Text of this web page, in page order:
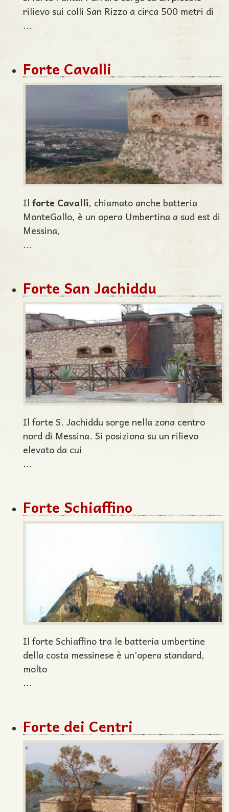
rilievo sui colli San Rizzo a circa 500 metri di
...
Forte Cavalli
Il forte Cavalli, chiamato anche batteria
MonteGallo, è un opera Umbertina a sud est di
Messina,
...
Forte San Jachiddu
Il forte S. Jachiddu sorge nella zona centro
nord di Messina. Si posiziona su un rilievo
elevato da cui
...
Forte Schiaffino
Il forte Schiaffino tra le batteria umbertine
della costa messinese è un’opera standard,
molto
...
Forte dei Centri